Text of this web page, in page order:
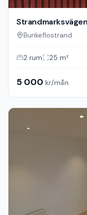
Strandmarksvägen
Bunkeflostrand
2 rum 25 m²
5 000 kr/mån